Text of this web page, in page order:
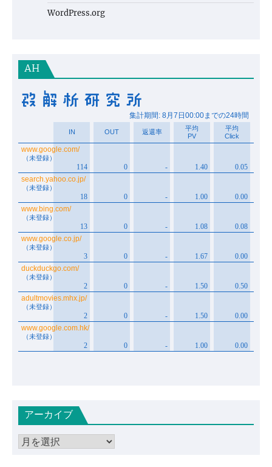
WordPress.org
AH
アーカイブ
ア